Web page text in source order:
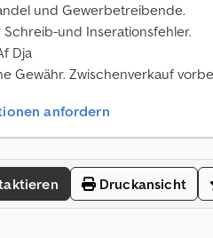
und Gewerbetreibende.
Schreib-und Inserationsfehler.
Dja
Gewähr. Zwischenverkauf
anfordern
Druckansicht